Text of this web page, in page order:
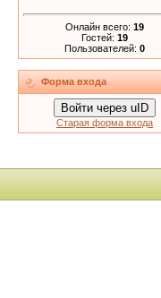
Онлайн всего: 19
Гостей: 19
Пользователей: 0
Форма входа
Войти через uID
Старая форма входа